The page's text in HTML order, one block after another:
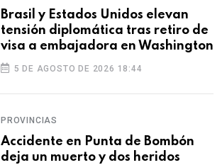
Brasil y Estados Unidos elevan
tensión diplomática tras retiro de
visa a embajadora en Washington
5 DE AGOSTO DE 2026 18:44
PROVINCIAS
Accidente en Punta de Bombón
deja un muerto y dos heridos